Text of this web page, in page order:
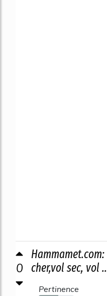
0
cher,vol sec, vol
Pertinence